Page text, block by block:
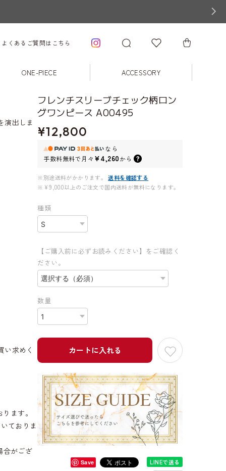
よくあるご質問はこちら
ONE-PIECE ACCESSORY
演出しま
求めく
ます。
ておりま
合がござ
フレンチスリーブチェック柄ロン
グワンピース A00495
¥12,800
なら
手数料無料で月々 ¥4,260から
※別途送料がかかります。
送料を確認する
※¥9,000以上のご注文で国内送料が無料になります。
種類
【ご購入前に必ずお読みください】をご確認く
ださい。
数量
カートに入れる
Save
LINEで送る